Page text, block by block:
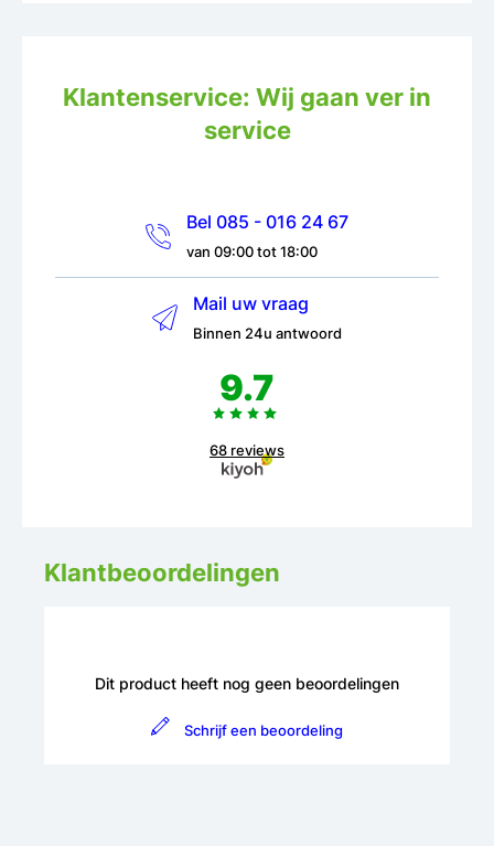
Klantenservice: Wij gaan ver in
service
Bel 085 - 016 24 67
van 09:00 tot 18:00
Mail uw vraag
Binnen 24u antwoord
9.7
68 reviews
Klantbeoordelingen
Dit product heeft nog geen beoordelingen
Schrijf een beoordeling